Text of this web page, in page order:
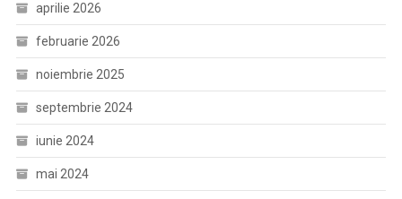
aprilie 2026
februarie 2026
noiembrie 2025
septembrie 2024
iunie 2024
mai 2024